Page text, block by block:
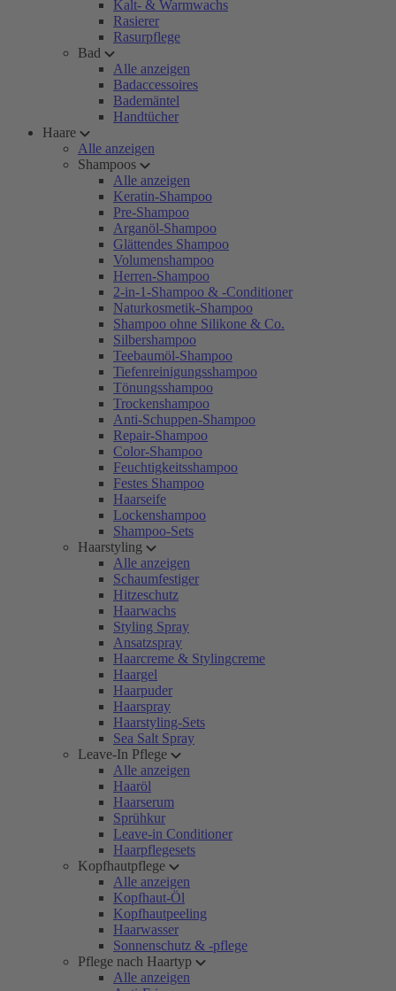
Kalt- & Warmwachs
Rasierer
Rasurpflege
Bad
Alle anzeigen
Badaccessoires
Bademäntel
Handtücher
Haare
Alle anzeigen
Shampoos
Alle anzeigen
Keratin-Shampoo
Pre-Shampoo
Arganöl-Shampoo
Glättendes Shampoo
Volumenshampoo
Herren-Shampoo
2-in-1-Shampoo & -Conditioner
Naturkosmetik-Shampoo
Shampoo ohne Silikone & Co.
Silbershampoo
Teebaumöl-Shampoo
Tiefenreinigungsshampoo
Tönungsshampoo
Trockenshampoo
Anti-Schuppen-Shampoo
Repair-Shampoo
Color-Shampoo
Feuchtigkeitsshampoo
Festes Shampoo
Haarseife
Lockenshampoo
Shampoo-Sets
Haarstyling
Alle anzeigen
Schaumfestiger
Hitzeschutz
Haarwachs
Styling Spray
Ansatzspray
Haarcreme & Stylingcreme
Haargel
Haarpuder
Haarspray
Haarstyling-Sets
Sea Salt Spray
Leave-In Pflege
Alle anzeigen
Haaröl
Haarserum
Sprühkur
Leave-in Conditioner
Haarpflegesets
Kopfhautpflege
Alle anzeigen
Kopfhaut-Öl
Kopfhautpeeling
Haarwasser
Sonnenschutz & -pflege
Pflege nach Haartyp
Alle anzeigen